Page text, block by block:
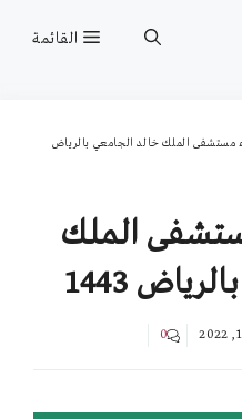
القائمة
مستشفى الملك خالد الجامعي بالرياض
الملك
1443
0